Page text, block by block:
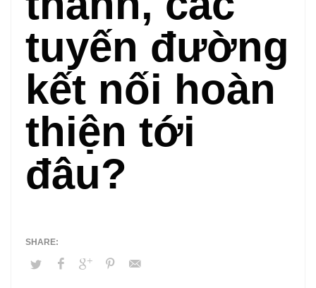
tuyến đường
kết nối hoàn
thiện tới
đâu?